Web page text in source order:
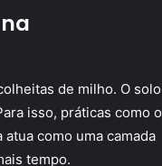
de milho. O solo
isso, práticas como o
como uma camada
tempo.